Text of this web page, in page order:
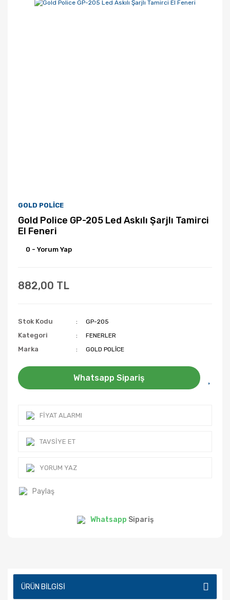
GOLD POLİCE
Gold Police GP-205 Led Askılı Şarjlı Tamirci
El Feneri
0 - Yorum Yap
882,00 TL
Stok Kodu GP-205
Kategori FENERLER
Marka GOLD POLİCE
Whatsapp Sipariş
FIYAT ALARMI
TAVSIYE ET
YORUM YAZ
Paylaş
Whatsapp Sipariş
ÜRÜN BILGISI